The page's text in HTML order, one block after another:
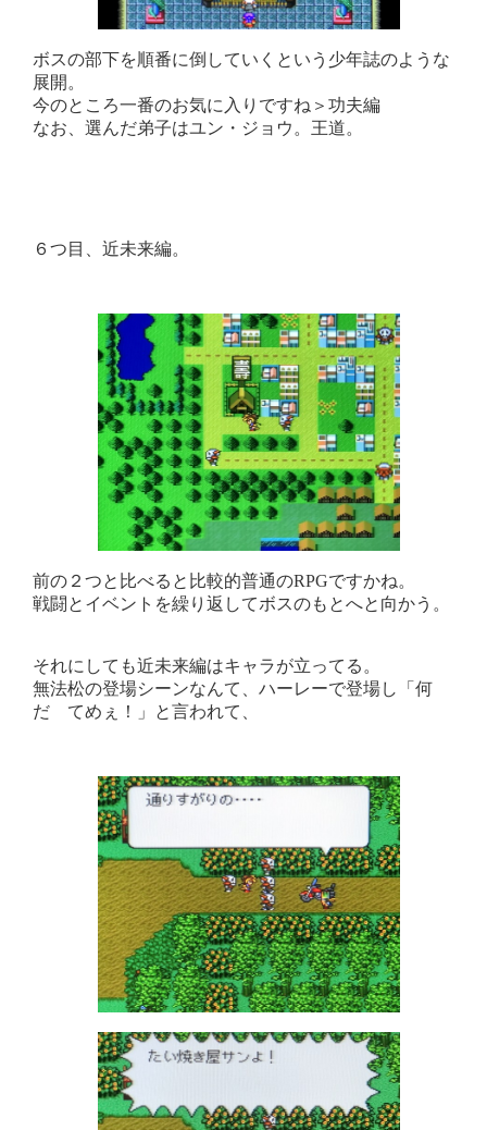
ボスの部下を順番に倒していくという少年誌のような
展開。
今のところ一番のお気に入りですね＞功夫編
なお、選んだ弟子はユン・ジョウ。王道。
６つ目、近未来編。
前の２つと比べると比較的普通のRPGですかね。
戦闘とイベントを繰り返してボスのもとへと向かう。
それにしても近未来編はキャラが立ってる。
無法松の登場シーンなんて、ハーレーで登場し「何
だ てめぇ！」と言われて、